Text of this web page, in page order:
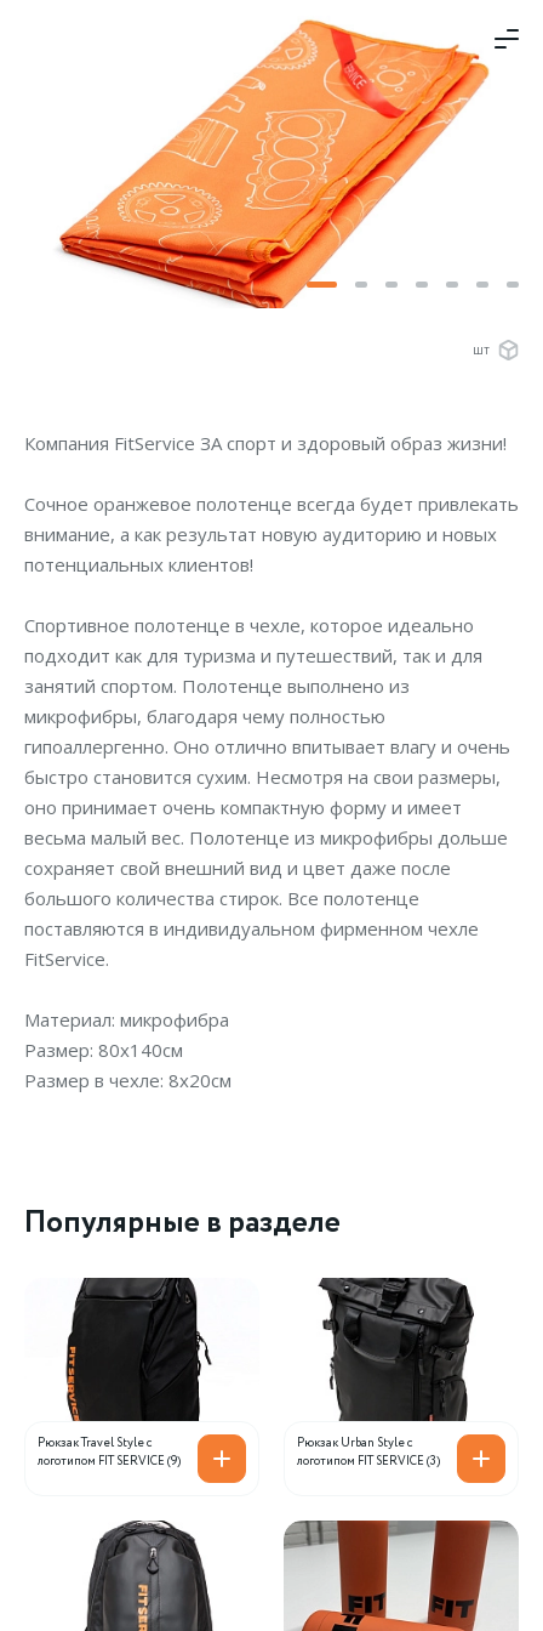
шт
Компания FitService ЗА спорт и здоровый образ жизни!
Сочное оранжевое полотенце всегда будет привлекать
внимание, а как результат новую аудиторию и новых
потенциальных клиентов!
Спортивное полотенце в чехле, которое идеально
подходит как для туризма и путешествий, так и для
занятий спортом. Полотенце выполнено из
микрофибры, благодаря чему полностью
гипоаллергенно. Оно отлично впитывает влагу и очень
быстро становится сухим. Несмотря на свои размеры,
оно принимает очень компактную форму и имеет
весьма малый вес. Полотенце из микрофибры дольше
сохраняет свой внешний вид и цвет даже после
большого количества стирок. Все полотенце
поставляются в индивидуальном фирменном чехле
FitService.
Материал: микрофибра
Размер: 80х140см
Размер в чехле: 8х20см
Популярные в разделе
Рюкзак Travel Style с
логотипом FIT SERVICE (9)
Рюкзак Urban Style с
логотипом FIT SERVICE (3)